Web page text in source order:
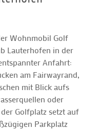
Wohnmobil Golf
Lauterhofen in der
Anfahrt:
am Fairwayrand,
mit Blick aufs
oder
Golfplatz setzt auf
Parkplatz